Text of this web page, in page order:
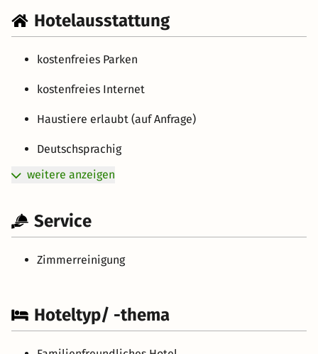
Hotelausstattung
kostenfreies Parken
kostenfreies Internet
Haustiere erlaubt (auf Anfrage)
Deutschsprachig
weitere anzeigen
Service
Zimmerreinigung
Hoteltyp/ -thema